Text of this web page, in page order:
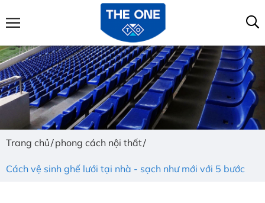
Trang chủ phong cách nội thất
Cách vệ sinh ghế lưới tại nhà - sạch như mới với 5 bước